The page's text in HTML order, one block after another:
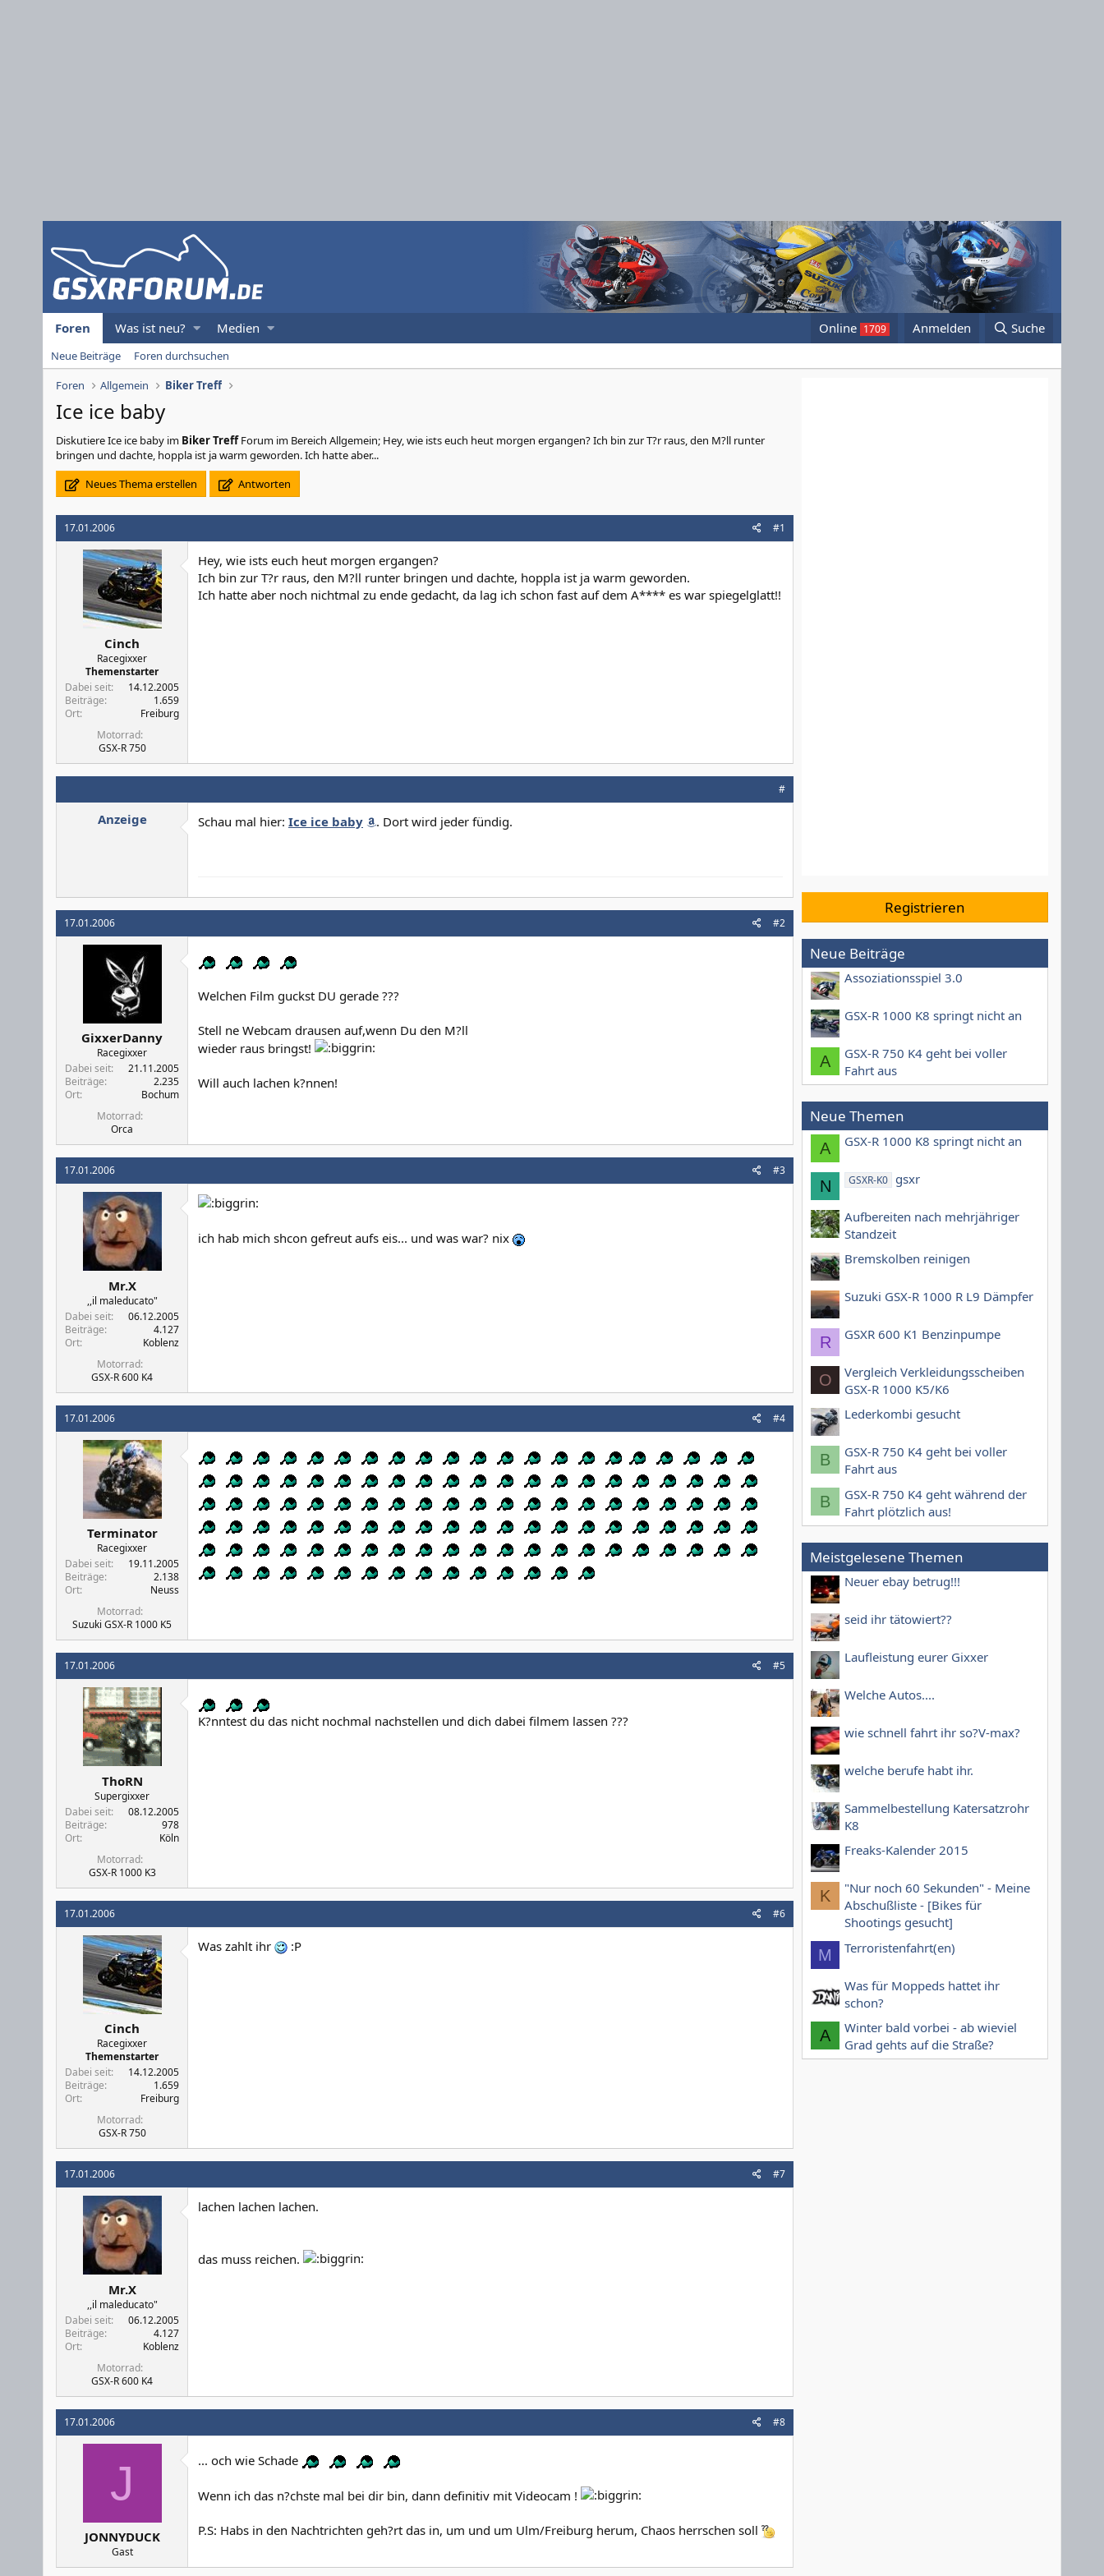
Foren Was ist neu? Medien Online Anmelden Suche
Neue Beiträge
Foren durchsuchen
Foren
Allgemein Biker Treff
Ice ice baby
DiskutiereIce ice baby im Biker TreffForum im Bereich Allgemein; Hey, wie ists euch heut morgen ergangen? Ich bin zur T?r raus, den M?ll runter
bringen und dachte, hoppla ist ja warm geworden. Ich hatte aber...
Neues Thema erstellen
Antworten
17.01.2006 #1
Cinch
Racegixxer
Themenstarter
Dabei seit
14.12.2005
Beiträge
1.659
Ort
Freiburg
Motorrad
GSX-R 750
Hey, wie ists euch heut morgen ergangen?
Ich bin zur T?r raus, den M?ll runter bringen und dachte, hoppla ist ja warm geworden.
Ich hatte aber noch nichtmal zu ende gedacht, da lag ich schon fast auf dem A**** es war spiegelglatt!!
#
Anzeige Schau mal hier: Ice ice baby . Dort wird jeder fündig.
17.01.2006 #2
GixxerDanny
Racegixxer
Dabei seit
21.11.2005
Beiträge
2.235
Ort
Bochum
Motorrad
Orca
Welchen Film guckst DU gerade ???
Stell ne Webcam drausen auf,wenn Du den M?ll
wieder raus bringst!
Will auch lachen k?nnen!
17.01.2006 #3
Mr.X
,,il maleducato"
Dabei seit
06.12.2005
Beiträge
4.127
Ort
Koblenz
Motorrad
GSX-R 600 K4
ich hab mich shcon gefreut aufs eis... und was war? nix
17.01.2006 #4
Terminator
Racegixxer
Dabei seit
19.11.2005
Beiträge
2.138
Ort
Neuss
Motorrad
Suzuki GSX-R 1000 K5
17.01.2006 #5
ThoRN
Supergixxer
Dabei seit
08.12.2005
Beiträge
978
Ort
Köln
Motorrad
GSX-R 1000 K3
K?nntest du das nicht nochmal nachstellen und dich dabei filmem lassen ???
17.01.2006 #6
Cinch
Racegixxer
Themenstarter
Dabei seit
14.12.2005
Beiträge
1.659
Ort
Freiburg
Motorrad
GSX-R 750
Was zahlt ihr :P
17.01.2006 #7
Mr.X
,,il maleducato"
Dabei seit
06.12.2005
Beiträge
4.127
Ort
Koblenz
Motorrad
GSX-R 600 K4
lachen lachen lachen.
das muss reichen.
17.01.2006 #8
J
JONNYDUCK
Gast
... och wie Schade
Wenn ich das n?chste mal bei dir bin, dann definitiv mit Videocam !
P.S: Habs in den Nachtrichten geh?rt das in, um und um Ulm/Freiburg herum, Chaos herrschen soll
Registrieren
Neue Beiträge
Assoziationsspiel 3.0
GSX-R 1000 K8 springt nicht an
A
GSX-R 750 K4 geht bei voller
Fahrt aus
Neue Themen
A GSX-R 1000 K8 springt nicht an
N GSXR-K0 gsxr
Aufbereiten nach mehrjähriger
Standzeit
Bremskolben reinigen
Suzuki GSX-R 1000 R L9 Dämpfer
R GSXR 600 K1 Benzinpumpe
O
Vergleich Verkleidungsscheiben
GSX-R 1000 K5/K6
Lederkombi gesucht
B
GSX-R 750 K4 geht bei voller
Fahrt aus
B
GSX-R 750 K4 geht während der
Fahrt plötzlich aus!
Meistgelesene Themen
Neuer ebay betrug!!!
seid ihr tätowiert??
Laufleistung eurer Gixxer
Welche Autos....
wie schnell fahrt ihr so?V-max?
welche berufe habt ihr.
Sammelbestellung Katersatzrohr
K8
Freaks-Kalender 2015
K
"Nur noch 60 Sekunden" - Meine
Abschußliste - [Bikes für
Shootings gesucht]
M Terroristenfahrt(en)
Was für Moppeds hattet ihr
schon?
A
Winter bald vorbei - ab wieviel
Grad gehts auf die Straße?